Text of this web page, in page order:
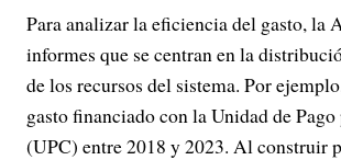
Para analizar la eficiencia del gasto, la
informes que se centran en la
de los recursos del sistema. Por
gasto financiado con la Unidad de
(UPC) entre 2018 y 2023. Al construir